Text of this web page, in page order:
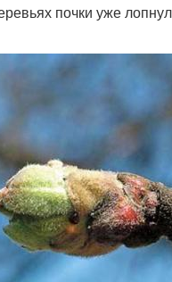
почки уже